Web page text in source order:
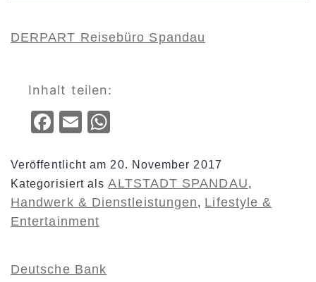
DERPART Reisebüro Spandau
Inhalt teilen:
Facebook
Email
Veröffentlicht am 20. November 2017
Kategorisiert alsALTSTADT SPANDAU,
Handwerk & Dienstleistungen, Lifestyle &
Entertainment
Deutsche Bank